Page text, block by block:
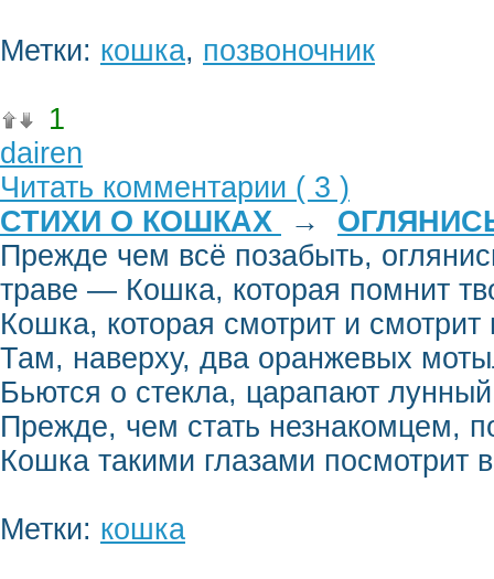
Метки: кошка, позвоночник
1
dairen
Читать комментарии ( 3 )
СТИХИ О КОШКАХ
→
Прежде чем всё позабыть,
траве — Кошка, которая помнит
Кошка, которая смотрит и смотрит
Там, наверху, два оранжевых
Бьются о стекла, царапают
Прежде, чем стать незнакомцем,
Кошка такими глазами посмотрит
Метки: кошка